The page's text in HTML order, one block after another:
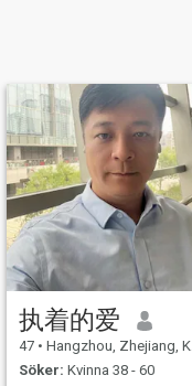
执着的爱
47 • Hangzhou, Zhejiang, Kina
Söker: Kvinna 38 - 60